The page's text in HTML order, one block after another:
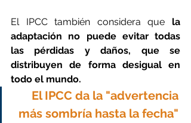
El IPCC también considera que la
adaptación no puede evitar todas
las pérdidas y daños, que se
distribuyen de forma desigual en
todo el mundo.
El IPCC da la "advertencia
más sombría hasta la fecha"